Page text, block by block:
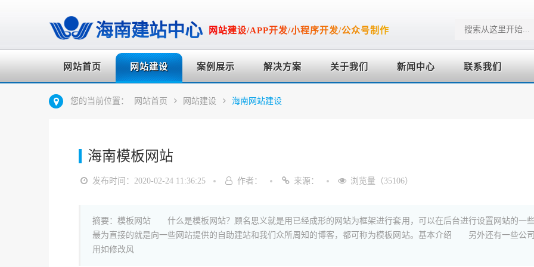
海南建站中心 网站建设/APP开发/小程序开发/公众号制作
网站首页 网站建设 案例展示 解决方案 关于我们 新闻中心 联系我们
您的当前位置： 网站首页 网站建设 海南网站建设
海南模板网站
发布时间：2020-02-24 11:36:25 作者： 来源： 浏览量（35106）
摘要：模板网站 什么是模板网站？顾名思义就是用已经成形的网站为框架进行套用，可以在后台进行设置网站的一
最为直接的就是向一些网站提供的自助建站和我们众所周知的博客，都可称为模板网站。基本介绍 另外还有一些公
用如修改风